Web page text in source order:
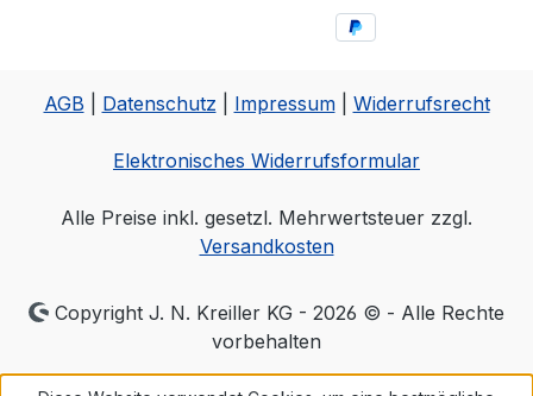
AGB Datenschutz Impressum| Widerrufsrecht
Elektronisches Widerrufsformular
Alle Preise inkl. gesetzl. Mehrwertsteuer zzgl.
Versandkosten
Copyright J. N. Kreiller KG - 2026 © - Alle Rechte
vorbehalten